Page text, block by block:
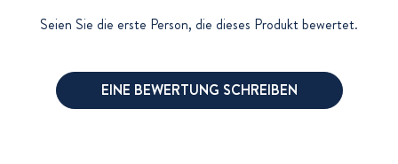
Seien Sie die erste Person, die dieses Produkt bewertet.
EINE BEWERTUNG SCHREIBEN